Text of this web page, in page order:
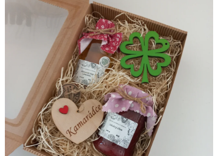
PERSONALIZOVANÉ DÁRKY ✨
DŘEVĚNÉ DEKORACE
SEZÓNNÍ DEKORACE
DÁRKY Z LÁSKY
NOVINKY